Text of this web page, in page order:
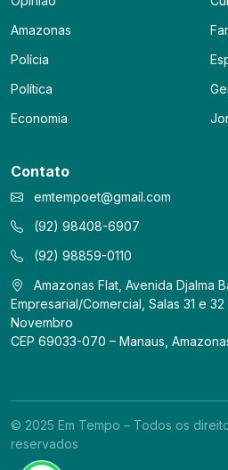
Amazonas
Polícia
Política
Economia
Contato
emtempoet@gmail.com
(92) 98408-6907
(92) 98859-0110
Amazonas Flat, Avenida Djalma
Empresarial/Comercial, Salas 31 e
Novembro
CEP 69033-070 – Manaus,
© 2025 Em Tempo – Todos os
reservados